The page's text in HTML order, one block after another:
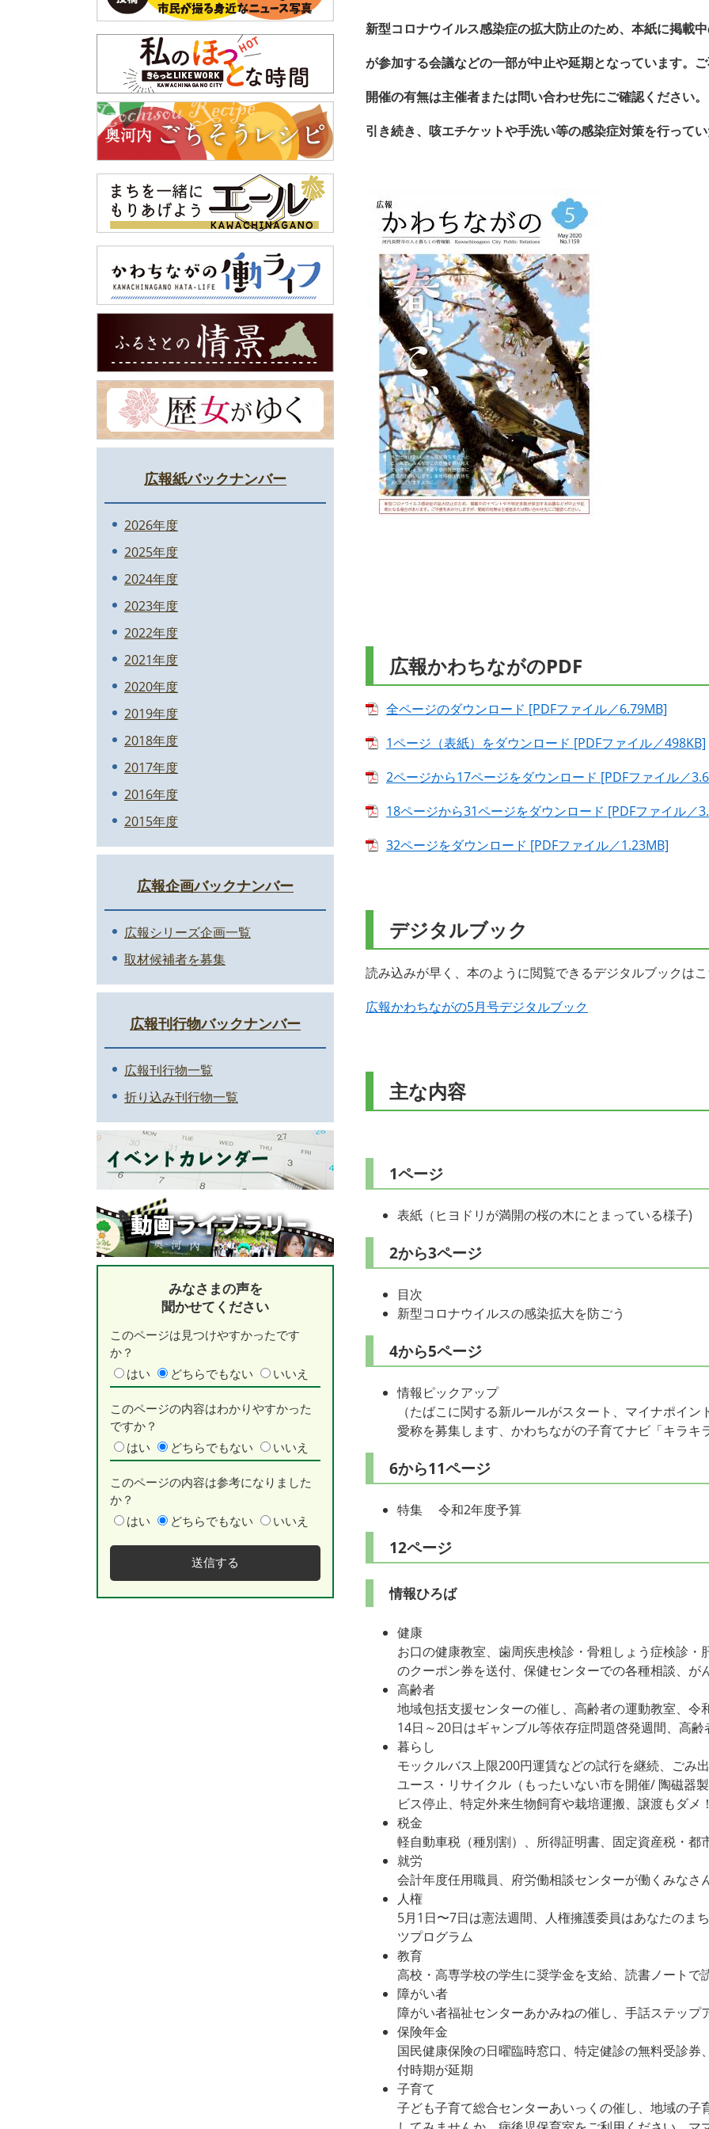
新型コロナウイルス感染症の拡大防止のため、本紙に掲載
が参加する会議などの一部が中止や延期となっています。ご
開催の有無は主催者または問い合わせ先にご確認ください。
引き続き、咳エチケットや手洗い等の感染症対策を行って
広報かわちながのPDF
全ページのダウンロード [PDFファイル／6.79MB]
1ページ（表紙）をダウンロード [PDFファイル／498KB]
2ページから17ページをダウンロード [PDFファイル／
18ページから31ページをダウンロード [PDFファイル／
32ページをダウンロード [PDFファイル／1.23MB]
デジタルブック
読み込みが早く、本のように閲覧できるデジタルブックは
広報かわちながの5月号デジタルブック
主な内容
1ページ
表紙（ヒヨドリが満開の桜の木にとまっている様子)
2から3ページ
目次
新型コロナウイルスの感染拡大を防ごう
4から5ページ
情報ピックアップ
（たばこに関する新ルールがスタート、マイナポイ
愛称を募集します、かわちながの子育てナビ「キラキ
6から11ページ
特集 令和2年度予算
12ページ
情報ひろば
健康
お口の健康教室、歯周疾患検診・骨粗しょう症検診
のクーポン券を送付、保健センターでの各種相談、が
高齢者
地域包括支援センターの催し、高齢者の運動教室、令
14日～20日はギャンブル等依存症問題啓発週間、高
暮らし
モックルバス上限200円運賃などの試行を継続、ごみ
ユース・リサイクル（もったいない市を開催/ 陶磁器
ビス停止、特定外来生物飼育や栽培運搬、譲渡もダメ！
税金
軽自動車税（種別割）、所得証明書、固定資産税・都
就労
会計年度任用職員、府労働相談センターが働くみなさ
人権
5月1日〜7日は憲法週間、人権擁護委員はあなたの
ツプログラム
教育
高校・高専学校の学生に奨学金を支給、読書ノートで
障がい者
障がい者福祉センターあかみねの催し、手話ステップ
保険年金
国民健康保険の日曜臨時窓口、特定健診の無料受診
付時期が延期
子育て
子ども子育て総合センターあいっくの催し、地域の
広報紙バックナンバー
2026年度
2025年度
2024年度
2023年度
2022年度
2021年度
2020年度
2019年度
2018年度
2017年度
2016年度
2015年度
広報企画バックナンバー
広報シリーズ企画一覧
取材候補者を募集
広報刊行物バックナンバー
広報刊行物一覧
折り込み刊行物一覧
みなさまの声を
聞かせてください
このページは見つけやすかったです
か？
はい
どちらでもない いいえ
このページの内容はわかりやすかった
ですか？
はい
どちらでもない いいえ
このページの内容は参考になりました
か？
はい
どちらでもない いいえ